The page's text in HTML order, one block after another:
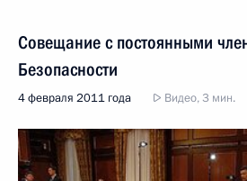
Совещание с постоянными
Безопасности
4 февраля 2011 года Видео, 3 мин.